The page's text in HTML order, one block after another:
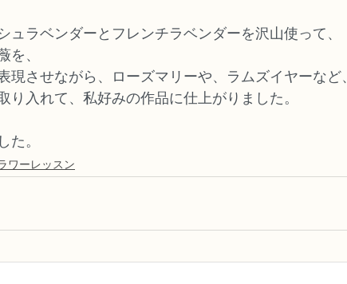
ュラベンダーとフレンチラベンダーを沢山使って、
を、
現させながら、ローズマリーや、ラムズイヤーなど、
り入れて、私好みの作品に仕上がりました。
た。
ワーレッスン